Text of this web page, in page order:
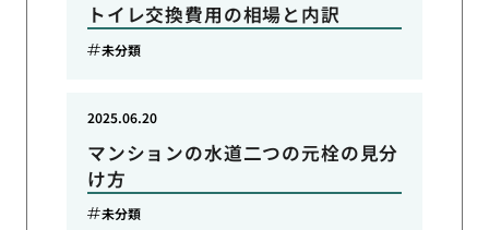
トイレ交換費用の相場と内訳
未分類
マンションの水道二つの元栓の見分
け方
2025.06.20
未分類